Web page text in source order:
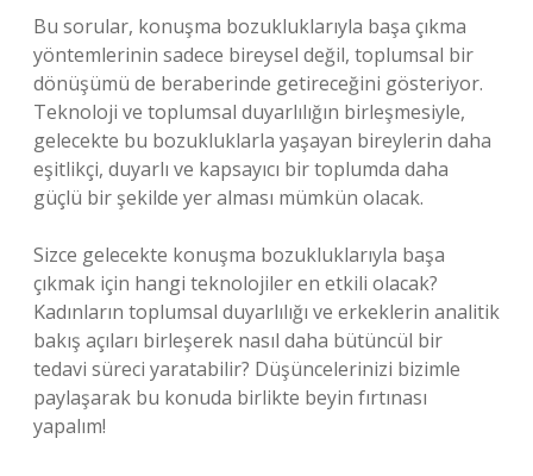
Bu sorular, konuşma bozukluklarıyla başa çıkma
yöntemlerinin sadece bireysel değil, toplumsal bir
dönüşümü de beraberinde getireceğini gösteriyor.
Teknoloji ve toplumsal duyarlılığın birleşmesiyle,
gelecekte bu bozukluklarla yaşayan bireylerin daha
eşitlikçi, duyarlı ve kapsayıcı bir toplumda daha
güçlü bir şekilde yer alması mümkün olacak.
Sizce gelecekte konuşma bozukluklarıyla başa
çıkmak için hangi teknolojiler en etkili olacak?
Kadınların toplumsal duyarlılığı ve erkeklerin analitik
bakış açıları birleşerek nasıl daha bütüncül bir
tedavi süreci yaratabilir? Düşüncelerinizi bizimle
paylaşarak bu konuda birlikte beyin fırtınası
yapalım!